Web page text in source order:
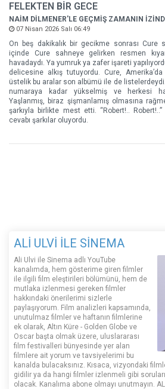
FELEKTEN BİR GECE
NAİM DİLMENER'LE GEÇMİŞ ZAMANIN
07 Nisan 2026 Salı 06:49
On beş dakikalık bir gecikme sonrası Cure
içinde Cure sahneye gelirken resmen
havadaydı. Ya yumruk ya zafer işareti
delicesine alkış tutuyordu. Cure,
üstelik bu aralar son albümü ile de
numaraya kadar yükselmiş ve herkesi
Yaşlanmış, biraz şişmanlamış olmasına
şarkıyla birlikte mest etti. “Robert!..
cevabı şarkılar oluyordu.
ALİ ULVİ İLE SİNEMA
Ali Ulvi ile Sinema adlı YouTube
kanalımda, hem gösterime giren filmler
ile ilgili film eleştirileri bölümünü, hem de
mutlaka izlenmesi gereken filmler
hakkındaki önerilerimi sizlerle
paylaşıyorum. Film analizleri kapsamında,
unutulmaz filmler ve haftanın filmlerine
ek olarak, Altın Küre - Golden Globe ve
Oscar başta olmak üzere, uluslararası
film festivalleri bünyesinde yer alan
filmlere ait yorum ve tavsiyelerimi bu
kanalda bulacaksınız. Kısaca, vizyondaki
gidilir ya da hangi filmler izlenmeli gibi
olacak. Kanalıma abone olmayı unutmayın.